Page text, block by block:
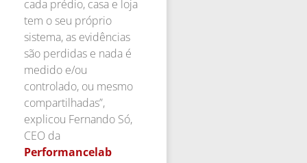
cada prédio, casa e loja
tem o seu próprio
sistema, as evidências
são perdidas e nada é
medido e/ou
controlado, ou mesmo
compartilhadas”,
explicou Fernando Só,
CEO da
Performancelab